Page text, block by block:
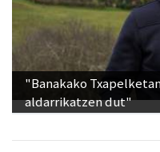
"Banakako
aldarrikatzen dut"